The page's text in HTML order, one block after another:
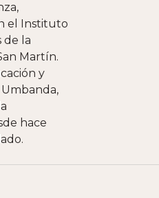
el Instituto
de la
Martín.
y
hace